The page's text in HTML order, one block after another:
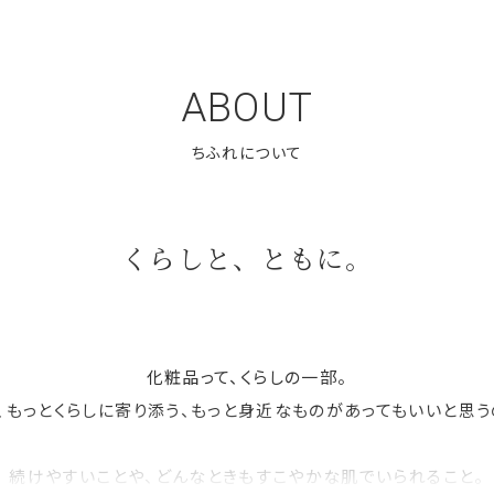
ABOUT
くらしと、ともに。
化粧品って、くらしの一部。
もっとくらしに寄り添う、もっと身近なものがあってもいいと思う
続けやすいことや、どんなときもすこやかな肌でいられること。